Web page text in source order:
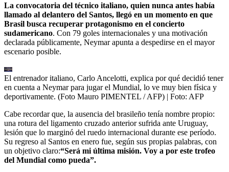
La convocatoria del técnico italiano, quien nunca antes había
llamado al delantero del Santos, llegó en un momento en que
Brasil busca recuperar protagonismo en el concierto
sudamericano. Con 79 goles internacionales y una motivación
declarada públicamente, Neymar apunta a despedirse en el mayor
escenario posible.
El entrenador italiano, Carlo Ancelotti, explica por qué decidió tener
en cuenta a Neymar para jugar el Mundial, lo ve muy bien física y
deportivamente. (Foto Mauro PIMENTEL / AFP) | Foto: AFP
Cabe recordar que, la ausencia del brasileño tenía nombre propio:
una rotura del ligamento cruzado anterior sufrida ante Uruguay,
lesión que lo marginó del ruedo internacional durante ese período.
Su regreso al Santos en enero fue, según sus propias palabras, con
un objetivo claro:“Será mi última misión. Voy a por este trofeo
del Mundial como pueda”.